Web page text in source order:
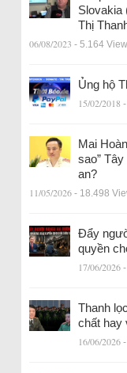
Slovakia
Thị
06/08/2023 - 5.164
Ủng hộ
15/02/2018
Mai
sao”
an?
11/05/2026 - 18.498
Đẩy
quyền
17/06/2026
Thanh
chất hay
16/06/2026